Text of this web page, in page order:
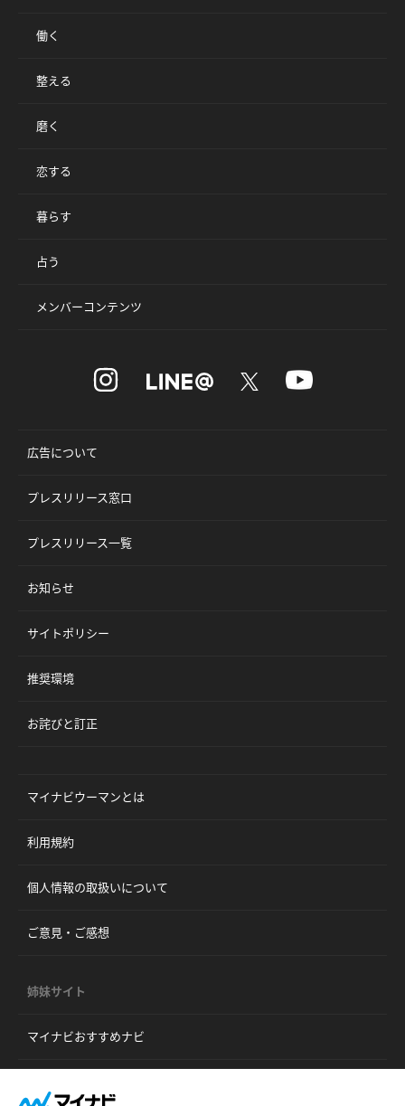
働く
整える
磨く
恋する
暮らす
占う
メンバーコンテンツ
広告について
プレスリリース窓口
プレスリリース一覧
お知らせ
サイトポリシー
推奨環境
お詫びと訂正
マイナビウーマンとは
利用規約
個人情報の取扱いについて
ご意見・ご感想
姉妹サイト
マイナビおすすめナビ